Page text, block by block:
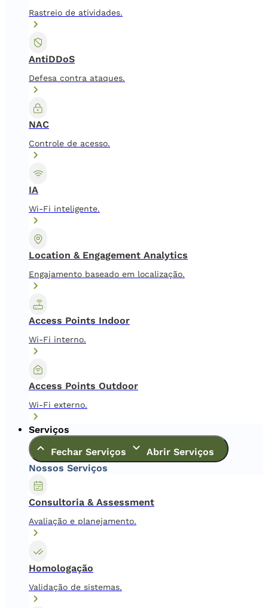
Rastreio de atividades.
AntiDDoS
Defesa contra ataques.
NAC
Controle de acesso.
IA
Wi-Fi inteligente.
Location & Engagement Analytics
Engajamento baseado em localização.
Access Points Indoor
Wi-Fi interno.
Access Points Outdoor
Wi-Fi externo.
Serviços
Fechar Serviços
Abrir Serviços
Nossos Serviços
Consultoria & Assessment
Avaliação e planejamento.
Homologação
Validação de sistemas.